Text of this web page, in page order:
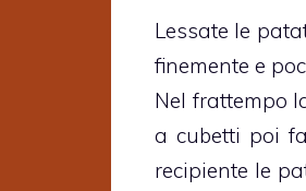
Lessate le
finemente e
Nel frattempo
a cubetti poi
recipiente le